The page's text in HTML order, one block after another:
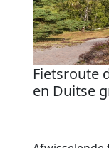
Fietsroute
en Duitse